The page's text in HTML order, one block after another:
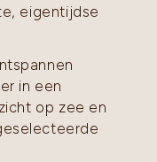
eigentijdse
in een
op zee en